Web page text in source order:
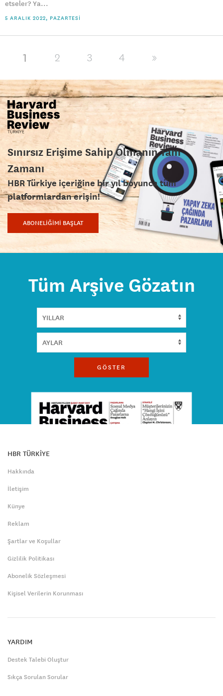
etseler? Ya...
5 ARALIK 2022, PAZARTESI
1 2 3 4 »
Sınırsız Erişime Sahip Olmanın Tam
Zamanı
HBR Türkiye içeriğine bir yıl boyunca tüm
platformlardan erişin!
ABONELİĞİMİ BAŞLAT
Tüm Arşive Gözatın
GÖSTER
HBR TÜRKİYE
Hakkında
İletişim
Künye
Reklam
Şartlar ve Koşullar
Gizlilik Politikası
Abonelik Sözleşmesi
Kişisel Verilerin Korunması
YARDIM
Destek Talebi Oluştur
Sıkça Sorulan Sorular